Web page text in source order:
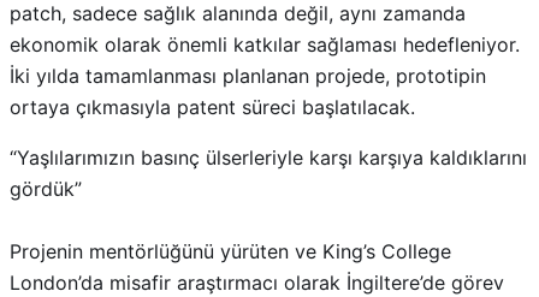
patch, sadece sağlık alanında değil, aynı zamanda
ekonomik olarak önemli katkılar sağlaması hedefleniyor.
İki yılda tamamlanması planlanan projede, prototipin
ortaya çıkmasıyla patent süreci başlatılacak.
“Yaşlılarımızın basınç ülserleriyle karşı karşıya kaldıklarını
gördük”
Projenin mentörlüğünü yürüten ve King’s College
London’da misafir araştırmacı olarak İngiltere’de görev